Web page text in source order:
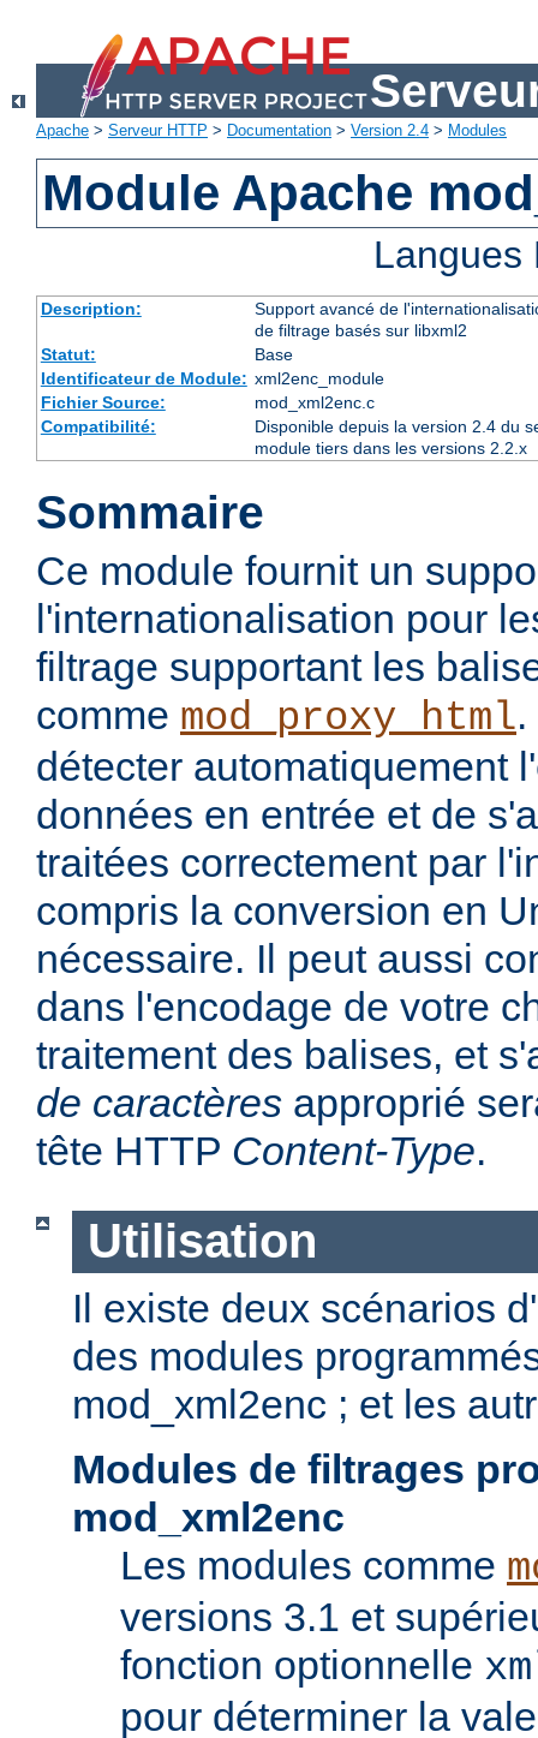
Apache > Serveur HTTP > Documentation > Version 2.4 > Modules
Module Apache
Description:
Support avancé de
de filtrage basés sur libxml2
Statut:
Base
Identificateur de Module: xml2enc_module
Fichier Source:
mod_xml2enc.c
Compatibilité:
Disponible depuis la version 2.4 du
module tiers dans les versions 2.2.x
Sommaire
Ce module fournit un
l'internationalisation pour
filtrage supportant les
comme mod_proxy_html
détecter automatiquement
données en entrée et de
traitées correctement par
compris la conversion en
nécessaire. Il peut aussi
dans l'encodage de votre
traitement des balises, et
de caractères approprié
tête HTTP Content-Type.
Utilisation
Il existe deux scénarios
des modules
mod_xml2enc ; et les
Modules de filtrages
mod_xml2enc
Les modules comme
versions 3.1 et
fonction optionnelle
pour déterminer la